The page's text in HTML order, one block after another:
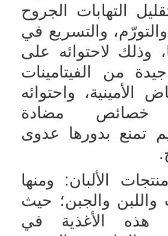
التهابات الجروح
والتورّم، والتسريع في
وذلك لاحتوائه على
من الفيتامينات
الأمينية، واحتوائه
خصائص مضادة
تمنع بدورها عدوى
الألبان: ومنها
واللبن والجبن؛ حيث
هذه الأغذية في